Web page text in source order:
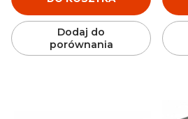
Dodaj do
porównania